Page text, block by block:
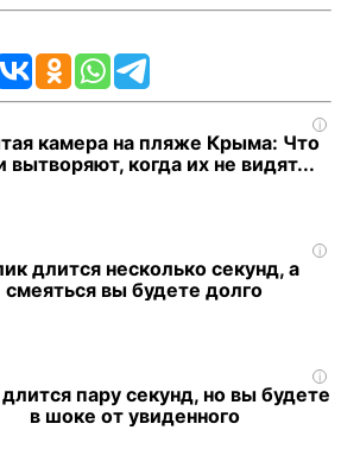
i
камера на пляже Крыма: Что
вытворяют, когда их не видят...
i
длится несколько секунд, а
смеяться вы будете долго
i
пару секунд, но вы будете
в шоке от увиденного